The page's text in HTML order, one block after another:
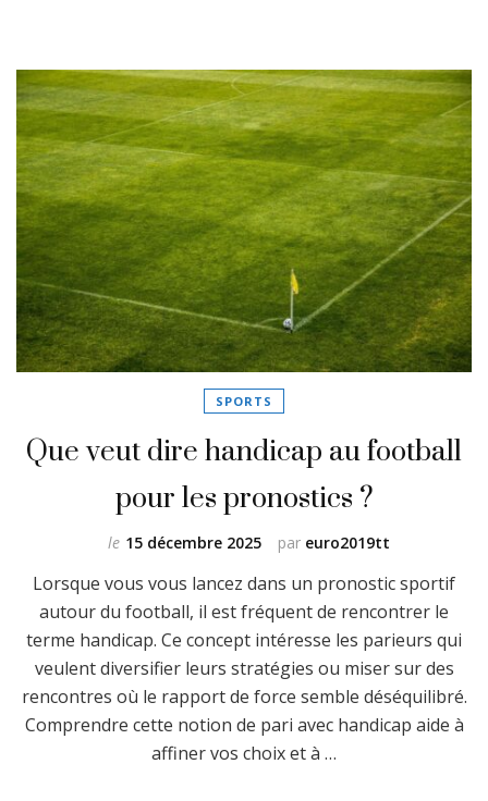
SPORTS
Que veut dire handicap au football
pour les pronostics ?
par euro2019tt
le 15 décembre 2025
Lorsque vous vous lancez dans un pronostic sportif
autour du football, il est fréquent de rencontrer le
terme handicap. Ce concept intéresse les parieurs qui
veulent diversifier leurs stratégies ou miser sur des
rencontres où le rapport de force semble déséquilibré.
Comprendre cette notion de pari avec handicap aide à
affiner vos choix et à …